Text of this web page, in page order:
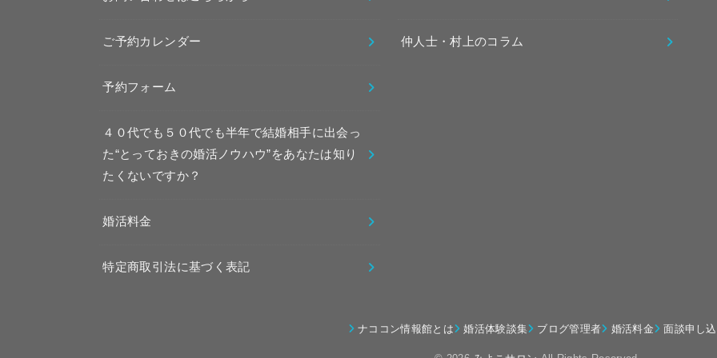
ご予約カレンダー
予約フォーム
４０代でも５０代でも半年で結婚相手に出会っ
た“とっておきの婚活ノウハウ”をあなたは知り
たくないですか？
婚活料金
特定商取引法に基づく表記
仲人士・村上のコラム
ナココン情報館とは 婚活体験談集 ブログ管理者 婚活料金 面談申し